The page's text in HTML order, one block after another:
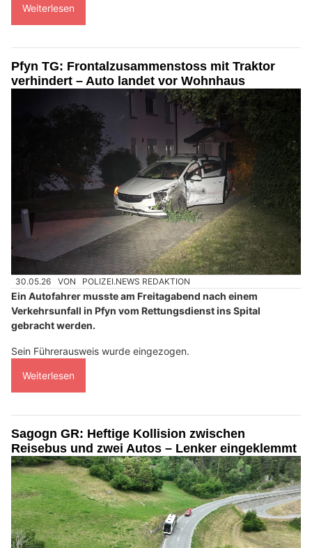
Weiterlesen
Pfyn TG: Frontalzusammenstoss mit Traktor
verhindert – Auto landet vor Wohnhaus
30.05.26 VON POLIZEI.NEWS REDAKTION
Ein Autofahrer musste am Freitagabend nach einem
Verkehrsunfall in Pfyn vom Rettungsdienst ins Spital
gebracht werden.
Sein Führerausweis wurde eingezogen.
Weiterlesen
Sagogn GR: Heftige Kollision zwischen
Reisebus und zwei Autos – Lenker eingeklemmt